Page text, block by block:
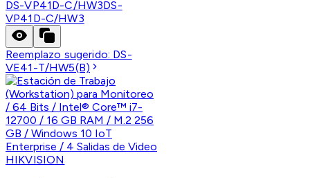
DS-VP41D-C/HW3DS-
VP41D-C/HW3
Reemplazo sugerido: DS-
VE41-T/HW5(B)
HIKVISION